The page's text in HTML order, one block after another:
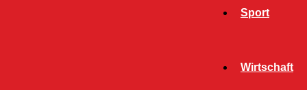
Sport
Wirtschaft